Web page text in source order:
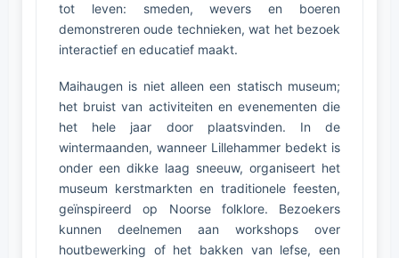
tot leven: smeden, wevers en boeren
demonstreren oude technieken, wat het bezoek
interactief en educatief maakt.
Maihaugen is niet alleen een statisch museum;
het bruist van activiteiten en evenementen die
het hele jaar door plaatsvinden. In de
wintermaanden, wanneer Lillehammer bedekt is
onder een dikke laag sneeuw, organiseert het
museum kerstmarkten en traditionele feesten,
geïnspireerd op Noorse folklore. Bezoekers
kunnen deelnemen aan workshops over
houtbewerking of het bakken van lefse, een